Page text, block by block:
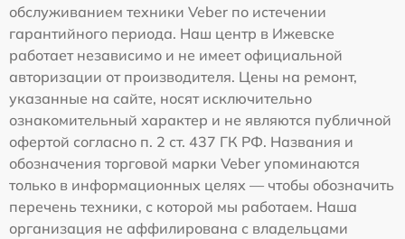
обслуживанием техники Veber по истечении
гарантийного периода. Наш центр в Ижевске
работает независимо и не имеет официальной
авторизации от производителя. Цены на ремонт,
указанные на сайте, носят исключительно
ознакомительный характер и не являются публичной
офертой согласно п. 2 ст. 437 ГК РФ. Названия и
обозначения торговой марки Veber упоминаются
только в информационных целях — чтобы обозначить
перечень техники, с которой мы работаем. Наша
организация не аффилирована с владельцами